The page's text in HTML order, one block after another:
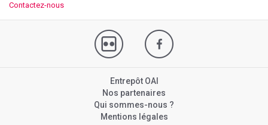
Contactez-nous
Entrepôt OAI
Nos partenaires
Qui sommes-nous ?
Mentions légales